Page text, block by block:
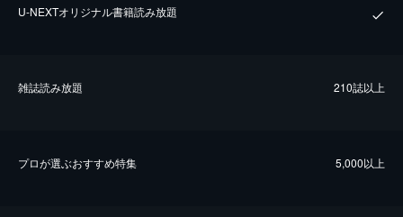
U-NEXTオリジナル書籍読み放題
雑誌読み放題 210誌以上
プロが選ぶおすすめ特集 5,000以上